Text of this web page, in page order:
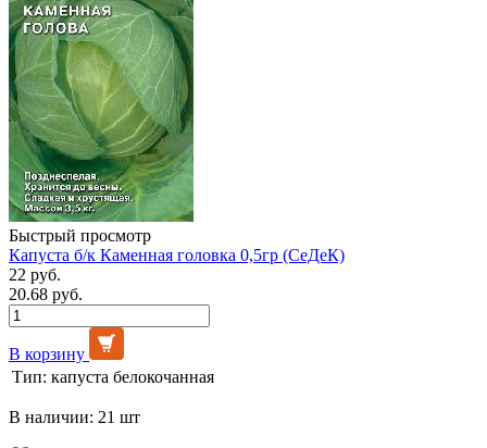
Быстрый просмотр
Капуста б/к Каменная головка 0,5гр (СеДеК)
22 руб.
20.68 руб.
В корзину
Тип: капуста белокочанная
В наличии: 21 шт